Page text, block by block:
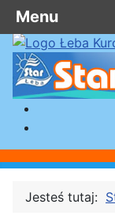
Jesteś tutaj:
Menu